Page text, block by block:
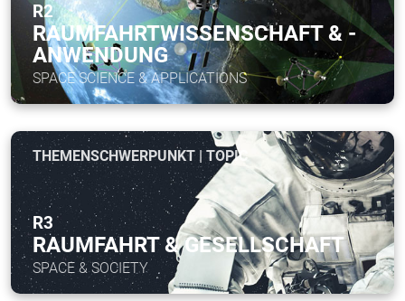
R2
RAUMFAHRTWISSENSCHAFT & -
ANWENDUNG
SPACE SCIENCE & APPLICATIONS
THEMENSCHWERPUNKT | TOPIC
R3
RAUMFAHRT & GESELLSCHAFT
SPACE & SOCIETY